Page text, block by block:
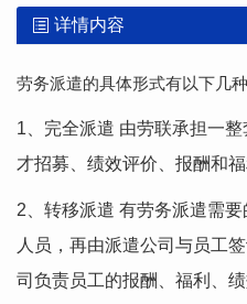
详情内容
劳务派遣的具体形式有以下几种
1、完全派遣 由劳联承担一
才招募、绩效评价、报酬和
2、转移派遣 有劳务派遣需
人员，再由派遣公司与员工
司负责员工的报酬、福利、